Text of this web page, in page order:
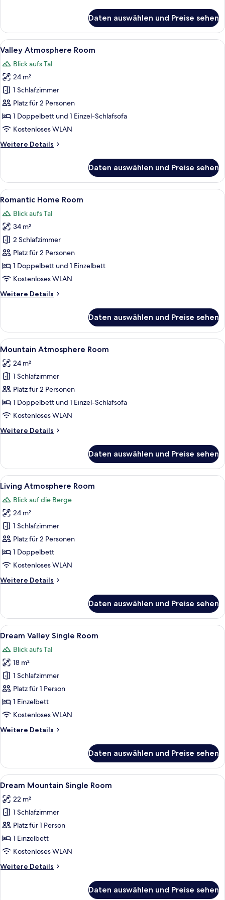
Romantic
Suite
Daten auswählen und Preise sehen
Alle
Fotos
für
Valley
Atmosphere
Room
anzeigen
Ein Hotelzimmer mit Bett,
5
Valley Atmosphere Room
Blick aufs Tal
24 m²
1 Schlafzimmer
Platz für 2 Personen
1 Doppelbett und 1 Einzel-Schlafsofa
Kostenloses WLAN
Weitere Details
Weitere
Atmosphere
Room
Daten auswählen und Preise sehen
Alle
Fotos
für
Romantic
Home
Room
anzeigen
Ein Hotelzimmer mit Bett,
6
Romantic Home Room
Blick aufs Tal
34 m²
2 Schlafzimmer
Platz für 2 Personen
1 Doppelbett und 1 Einzelbett
Kostenloses WLAN
Weitere Details
Weitere
Home
Room
Daten auswählen und Preise sehen
Alle
Fotos
für
Mountain
Atmosphere
Room
anzeigen
Mountain Atmosphere Room |
5
Mountain Atmosphere Room
24 m²
1 Schlafzimmer
Platz für 2 Personen
1 Doppelbett und 1 Einzel-Schlafsofa
Kostenloses WLAN
Weitere Details
Weitere
Atmosphere
Room
Daten auswählen und Preise sehen
Alle
Fotos
für
Living
Atmosphere
Room
anzeigen
Living Atmosphere Room | Ausblick
6
Living Atmosphere Room
Blick auf die Berge
24 m²
1 Schlafzimmer
Platz für 2 Personen
1 Doppelbett
Kostenloses WLAN
Weitere Details
Weitere
Atmosphere
Room
Daten auswählen und Preise sehen
Alle
Fotos
für
Dream
Valley
Single
Room
anzeigen
Ein Hotelzimmer mit Bett,
4
Dream Valley Single Room
Blick aufs Tal
18 m²
1 Schlafzimmer
Platz für 1 Person
1 Einzelbett
Kostenloses WLAN
Weitere Details
Weitere
Valley
Single
Room
Daten auswählen und Preise sehen
Alle
Fotos
für
Dream
Mountain
Single
Room
Dream Mountain Single Room |
5
Dream Mountain Single Room
22 m²
1 Schlafzimmer
Platz für 1 Person
1 Einzelbett
Kostenloses WLAN
Weitere Details
Weitere
Daten auswählen und Preise sehen